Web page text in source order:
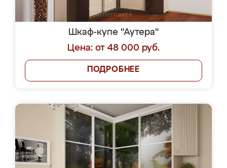
Шкаф-купе "Аутера"
Цена: от 48 000 руб.
ПОДРОБНЕЕ